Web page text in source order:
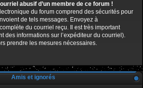
abusif d’un membre de ce forum !
du forum comprend des sécurités pour
de tels messages. Envoyez à
du courriel reçu. Il est très important
des informations sur l’expéditeur du courriel).
prendre les mesures nécessaires.
Amis et ignorés